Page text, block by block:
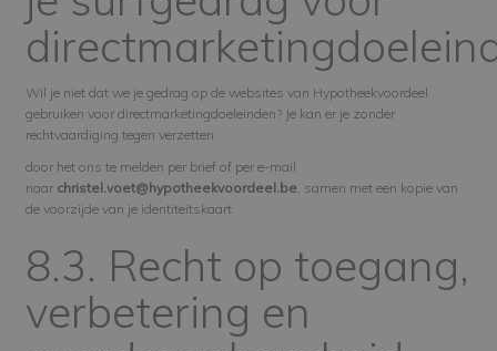
Wil je niet dat we je gedrag op de websites van Hypotheekvoordeel
gebruiken voor directmarketingdoeleinden? Je kan er je zonder
rechtvaardiging tegen verzetten:
door het ons te melden per brief of per e-mail
naar christel.voet@hypotheekvoordeel.be, samen met een kopie van
de voorzijde van je identiteitskaart.
8.3. Recht op toegang,
verbetering en